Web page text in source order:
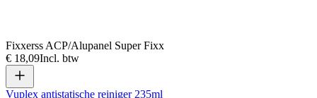
Fixxerss ACP/Alupanel Super Fixx
€ 18,09Incl. btw
Vuplex antistatische reiniger 235ml